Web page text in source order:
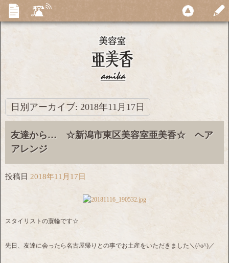
日別アーカイブ: 2018年11月17日
友達から… ☆新潟市東区美容室亜美香☆ ヘア
アレンジ
投稿日 2018年11月17日
スタイリストの蓑輪です☆
先日、友達に会ったら名古屋帰りとの事でお土産をいただきました＼(^o^)／